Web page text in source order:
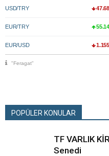
USD/TRY
EUR/TRY
EUR/USD
"Feragat"
POPÜLER KONULAR
TF VARLIK
Senedi